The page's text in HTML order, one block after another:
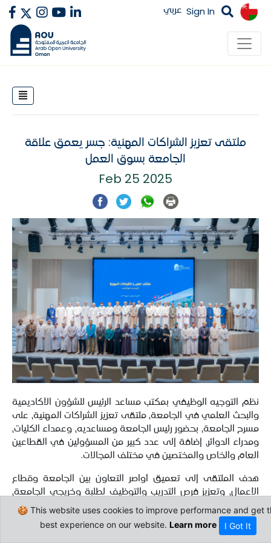
عربي Sign In
ملتقى تعزيز الشراكات المهنية: جسر يعمق علاقة
الجامعة بسوق العمل
Feb 25 2025
نظم التوجيه الوظيفي بمكتب مساعد الرئيس للشؤون الأكاديمية
والبحث العلمي في الجامعة، ملتقى تعزيز الشراكات المهنية، على
مسرح الجامعة، بحضور رئيس الجامعة ومساعديه، وعمداء الكليات،
ومدراء الدوائر، إضافة إلى عدد كبير من المسؤولين في القطاعين
العام والخاص والمختصين في مختلف المجالات.
هدف الملتقى إلى تعميق أواصر التعاون بين الجامعة وقطاع
الأعمال، وتعزيز فرص التدريب والتوظيف لطلبة وخريجي الجامعة،
من خلال بناء شراكات استراتيجية مع المؤسسات الرائدة في سوق
العمل، تضمن الملتقى عرضًا تقديميًا لرئيس الجامعة الأستاذ
الدكتور محمد بن حمدان البادي، تناول فيه أهمية التكامل بين
🍪 This website uses cookies to improve performance and get
best experience on our website. Learn more I Got It